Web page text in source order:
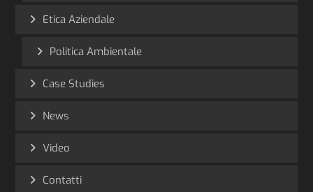
Etica Aziendale
Politica Ambientale
Case Studies
News
Video
Contatti